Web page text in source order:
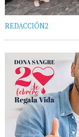
REDACCIÓN2